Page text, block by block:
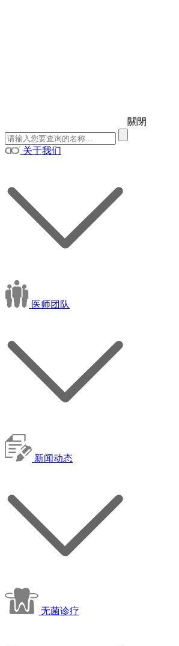
關閉
关于我们
医师团队
新闻动态
无菌诊疗